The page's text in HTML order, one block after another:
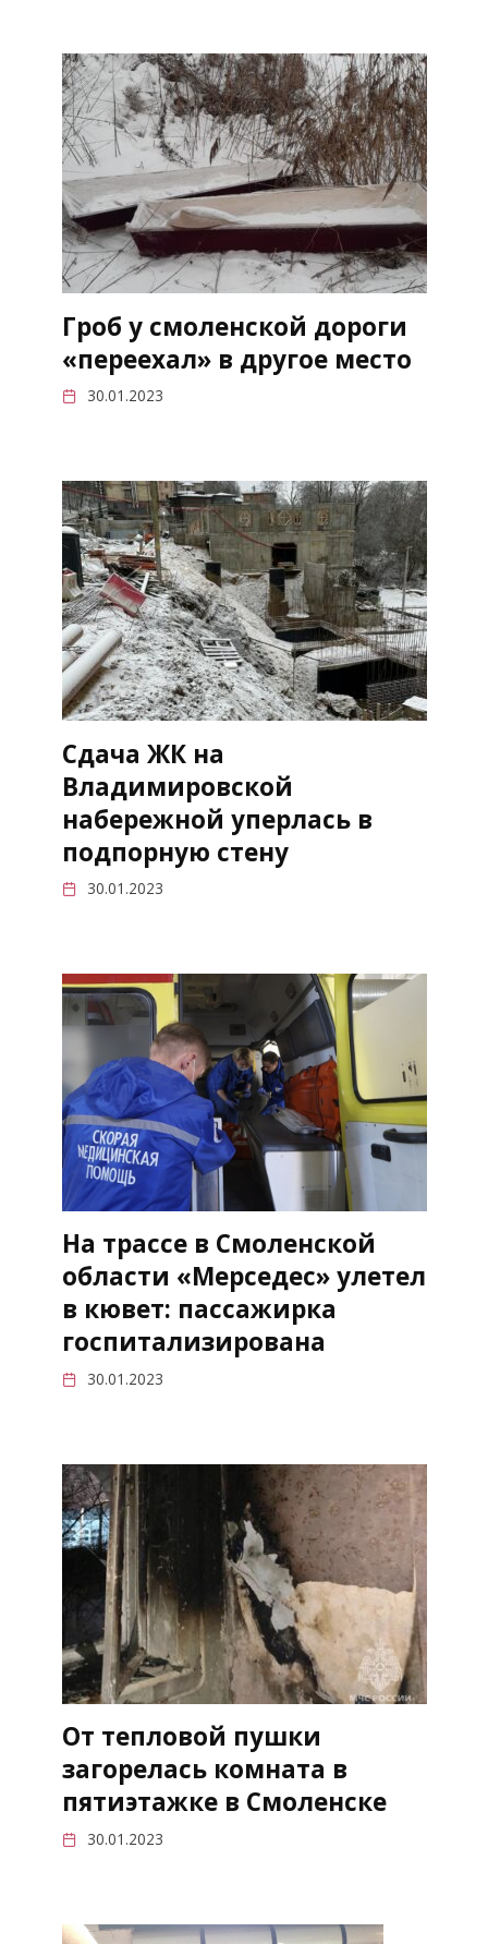
Гроб у смоленской дороги
«переехал» в другое место
30.01.2023
Сдача ЖК на
Владимировской
набережной уперлась в
подпорную стену
30.01.2023
На трассе в Смоленской
области «Мерседес» улетел
в кювет: пассажирка
госпитализирована
30.01.2023
От тепловой пушки
загорелась комната в
пятиэтажке в Смоленске
30.01.2023